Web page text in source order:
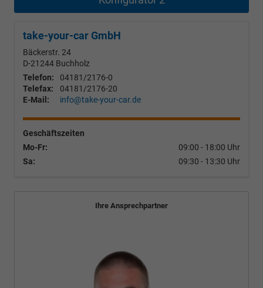
take-your-car GmbH
Bäckerstr. 24
D-21244 Buchholz
Telefon:
04181/2176-0
Telefax:
04181/2176-20
E-Mail:
info@take-your-car.de
Geschäftszeiten
Mo-Fr:
09:00 - 18:00 Uhr
Sa:
09:30 - 13:30 Uhr
Ihre Ansprechpartner